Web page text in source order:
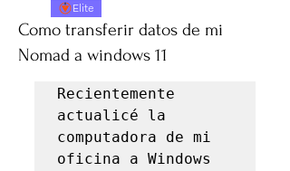
Elite
Como transferir datos de mi
Nomad a windows 11
Recientemente
actualicé la
computadora de mi
oficina a Windows